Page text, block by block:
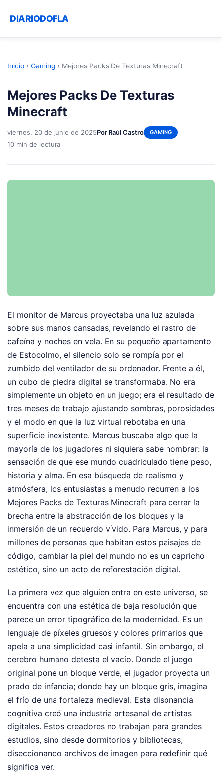
DIARIODOFLA
Inicio › Gaming › Mejores Packs De Texturas Minecraft
Mejores Packs De Texturas
Minecraft
viernes, 20 de junio de 2025Por Raúl Castro GAMING
10 min de lectura
El monitor de Marcus proyectaba una luz azulada
sobre sus manos cansadas, revelando el rastro de
cafeína y noches en vela. En su pequeño apartamento
de Estocolmo, el silencio solo se rompía por el
zumbido del ventilador de su ordenador. Frente a él,
un cubo de piedra digital se transformaba. No era
simplemente un objeto en un juego; era el resultado de
tres meses de trabajo ajustando sombras, porosidades
y el modo en que la luz virtual rebotaba en una
superficie inexistente. Marcus buscaba algo que la
mayoría de los jugadores ni siquiera sabe nombrar: la
sensación de que ese mundo cuadriculado tiene peso,
historia y alma. En esa búsqueda de realismo y
atmósfera, los entusiastas a menudo recurren a los
Mejores Packs de Texturas Minecraft para cerrar la
brecha entre la abstracción de los bloques y la
inmersión de un recuerdo vívido. Para Marcus, y para
millones de personas que habitan estos paisajes de
código, cambiar la piel del mundo no es un capricho
estético, sino un acto de reforestación digital.
La primera vez que alguien entra en este universo, se
encuentra con una estética de baja resolución que
parece un error tipográfico de la modernidad. Es un
lenguaje de píxeles gruesos y colores primarios que
apela a una simplicidad casi infantil. Sin embargo, el
cerebro humano detesta el vacío. Donde el juego
original pone un bloque verde, el jugador proyecta un
prado de infancia; donde hay un bloque gris, imagina
el frío de una fortaleza medieval. Esta disonancia
cognitiva creó una industria artesanal de artistas
digitales. Estos creadores no trabajan para grandes
estudios, sino desde dormitorios y bibliotecas,
diseccionando archivos de imagen para redefinir qué
significa ver.